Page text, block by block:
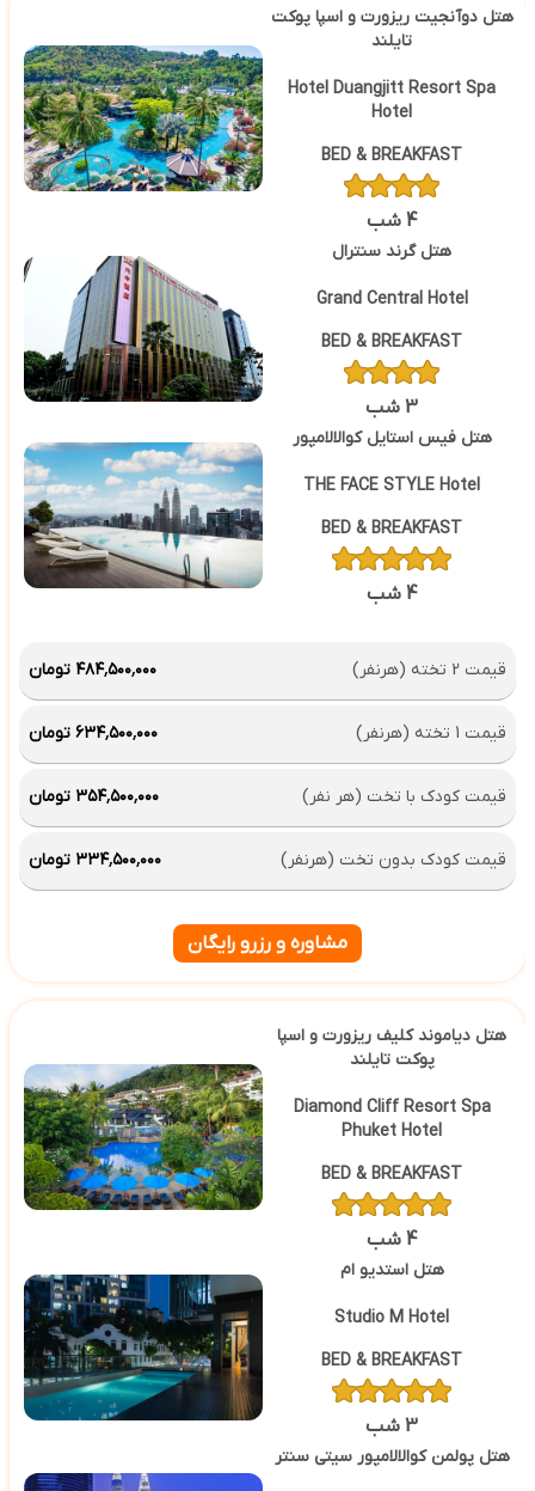
هتل دوآنجیت ریزورت و اسپا پوکت
تایلند
Hotel Duangjitt Resort Spa
Hotel
BED & BREAKFAST
4 شب
هتل گرند سنترال
Grand Central Hotel
BED & BREAKFAST
3 شب
هتل فیس استایل کوالالامپور
THE FACE STYLE Hotel
BED & BREAKFAST
4 شب
قیمت 2 تخته (هرنفر) ۴۸۴٬۵۰۰٬۰۰۰ تومان
قیمت 1 تخته (هرنفر) ۶۳۴٬۵۰۰٬۰۰۰ تومان
قیمت کودک با تخت (هر نفر) ۳۵۴٬۵۰۰٬۰۰۰ تومان
قیمت کودک بدون تخت (هرنفر) ۳۳۴٬۵۰۰٬۰۰۰ تومان
مشاوره و رزرو رایگان
هتل دیاموند کلیف ریزورت و اسپا
پوکت تایلند
Diamond Cliff Resort Spa
Phuket Hotel
BED & BREAKFAST
4 شب
هتل استدیو ام
Studio M Hotel
BED & BREAKFAST
3 شب
هتل پولمن کوالالامپور سیتی سنتر